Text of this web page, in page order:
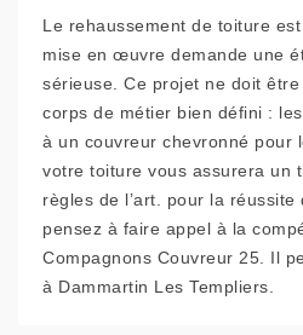
Le rehaussement de toiture
mise en œuvre demande une
sérieuse. Ce projet ne doit
corps de métier bien défini :
à un couvreur chevronné pour
votre toiture vous assurera un
règles de l’art. pour la réussite
pensez à faire appel à la
Compagnons Couvreur 25. Il
à Dammartin Les Templiers.